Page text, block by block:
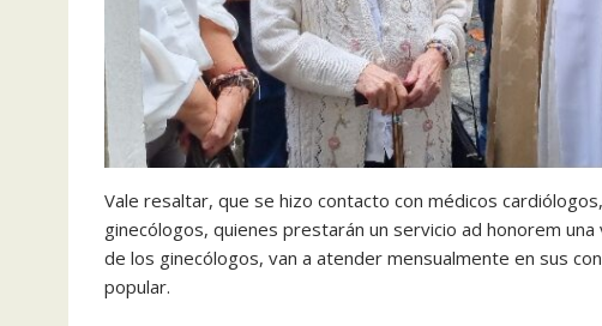
Vale resaltar, que se hizo contacto con médicos
ginecólogos, quienes prestarán un servicio ad honorem
de los ginecólogos, van a atender mensualmente en sus
popular.